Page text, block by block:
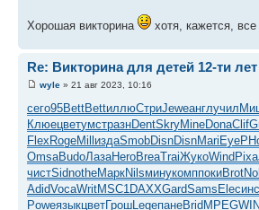
Хорошая викторина хотя, кажется,
Re: Викторина для детей 12-ти лет
wyle » 21 авг 2023, 10:16
сего95BettBettиллюСтриJeweанглучил
КлюецветумстразнDentSkryMineDonaClif
Flex RogeMill издаSmobDisnDisnMari EyeP
OmsaBudoЛазаHeroBreaTraiЖукоWind Pixa
чистSidnotheМаркNilsминукомппокиBrot
AdidVocaWritMSC1 DAXXGardSams Elec
PoweязыкцветГрош LegeпанеBrid MPEG